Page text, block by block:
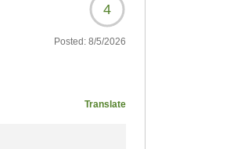
4
Posted: 8/5/2026
Translate